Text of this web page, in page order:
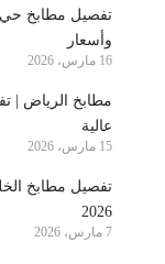
تفصيل مطابخ
وأسعار
16 مارس، 2026
مطابخ الرياض |
عالية
15 مارس، 2026
تفصيل مطابخ
2026
7 مارس، 2026